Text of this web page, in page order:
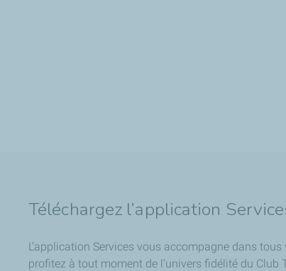
Téléchargez l’application
L’application Services vous accompagne dans
profitez à tout moment de l’univers fidélité du Club